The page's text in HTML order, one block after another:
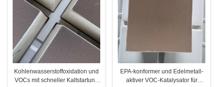
Kohlenwasserstoffoxidation und
VOCs mit schneller Kaltstartung
EPA-konformer und Edelmetall-
aktiver VOC-Katalysator für